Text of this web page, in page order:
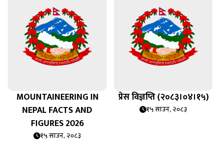
MOUNTAINEERING IN
NEPAL FACTS AND
FIGURES 2026
१५ साउन, २०८३
प्रेस विज्ञप्ति (२०८३।०४।१५)
१५ साउन, २०८३